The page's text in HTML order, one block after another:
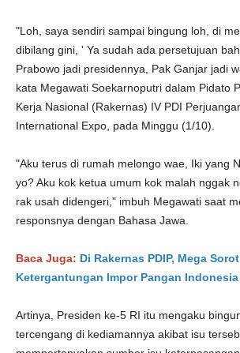
"Loh, saya sendiri sampai bingung loh, di
dibilang gini, ' Ya sudah ada persetujuan
Prabowo jadi presidennya, Pak Ganjar jadi
kata Megawati Soekarnoputri dalam Pidato
Kerja Nasional (Rakernas) IV PDI
International Expo, pada Minggu (1/10).
"Aku terus di rumah melongo wae, Iki yang
yo? Aku kok ketua umum kok malah nggak
rak usah didengeri," imbuh Megawati saat
responsnya dengan Bahasa Jawa.
Baca Juga: Di Rakernas PDIP, Mega
Ketergantungan Impor Pangan Indonesia
Artinya, Presiden ke-5 RI itu mengaku
tercengang di kediamannya akibat isu